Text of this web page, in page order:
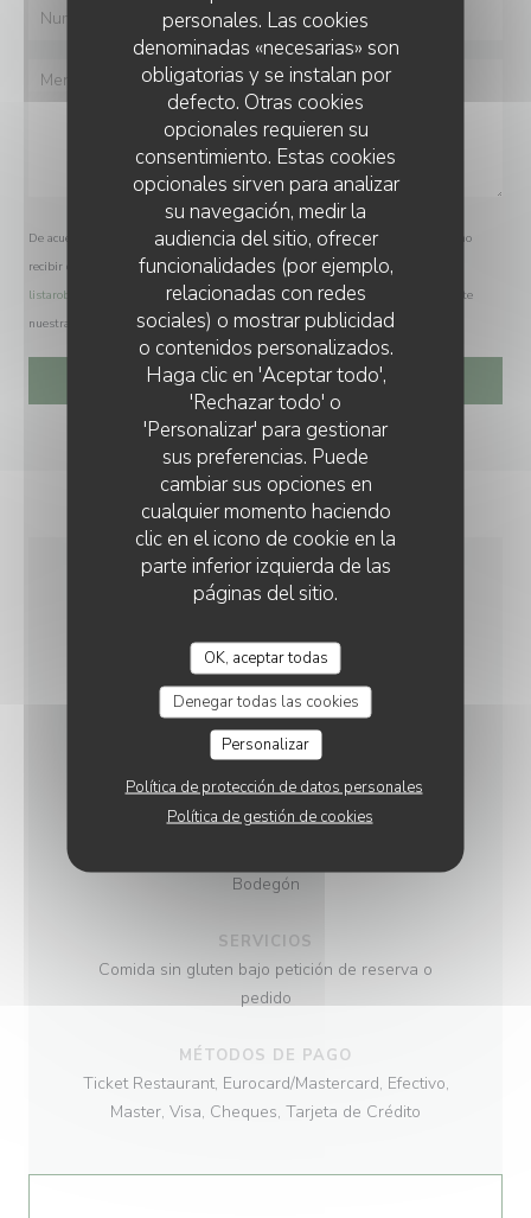
personales. Las cookies
denominadas «necesarias» son
obligatorias y se instalan por
defecto. Otras cookies
opcionales requieren su
consentimiento. Estas cookies
opcionales sirven para analizar
su navegación, medir la
audiencia del sitio, ofrecer
funcionalidades (por ejemplo,
relacionadas con redes
sociales) o mostrar publicidad
o contenidos personalizados.
Haga clic en 'Aceptar todo',
'Rechazar todo' o
'Personalizar' para gestionar
sus preferencias. Puede
cambiar sus opciones en
cualquier momento haciendo
clic en el icono de cookie en la
parte inferior izquierda de las
páginas del sitio.
OK, aceptar todas
Denegar todas las cookies
Personalizar
Política de protección de datos personales
Política de gestión de cookies
De acuerdo con la normativa de protección de datos, puede ejercer su derecho a no
recibir comunicaciones comerciales inscribiéndose en la Lista Robinson:
listarobinson.es
. Para más información sobre el tratamiento de sus datos, consulte
nuestra
política de privacidad.
INFORMACIÓN
GENERAL
COCINA
Cocina francesa tradicional creativa, , Vins de
mercado, productos frescos
Bodegón
SERVICIOS
Comida sin gluten bajo petición de reserva o
pedido
MÉTODOS DE PAGO
Ticket Restaurant, Eurocard/Mastercard, Efectivo,
Master, Visa, Cheques, Tarjeta de Crédito